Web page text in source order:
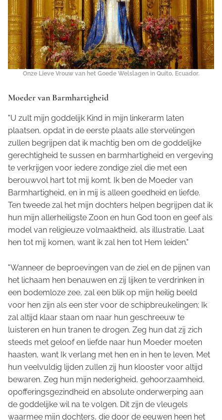
Onze Lieve Vrouw van het Goede Welslagen in Quito, Ecuador.
Moeder van Barmhartigheid
"U zult mijn goddelijk Kind in mijn linkerarm laten
plaatsen, opdat in de eerste plaats alle stervelingen
zullen begrijpen dat ik machtig ben om de goddelijke
gerechtigheid te sussen en barmhartigheid en vergeving
te verkrijgen voor iedere zondige ziel die met een
berouwvol hart tot mij komt. Ik ben de Moeder van
Barmhartigheid, en in mij is alleen goedheid en liefde.
Ten tweede zal het mijn dochters helpen begrijpen dat ik
hun mijn allerheiligste Zoon en hun God toon en geef als
model van religieuze volmaaktheid, als illustratie. Laat
hen tot mij komen, want ik zal hen tot Hem leiden."
"Wanneer de beproevingen van de ziel en de pijnen van
het lichaam hen benauwen en zij lijken te verdrinken in
een bodemloze zee, zal een blik op mijn heilig beeld
voor hen zijn als een ster voor de schipbreukelingen; Ik
zal altijd klaar staan om naar hun geschreeuw te
luisteren en hun tranen te drogen. Zeg hun dat zij zich
steeds met geloof en liefde naar hun Moeder moeten
haasten, want Ik verlang met hen en in hen te leven. Met
hun veelvuldig lijden zullen zij hun klooster voor altijd
bewaren. Zeg hun mijn nederigheid, gehoorzaamheid,
opofferingsgezindheid en absolute onderwerping aan
de goddelijke wil na te volgen. Dit zijn de vleugels
waarmee mijn dochters, die door de eeuwen heen het